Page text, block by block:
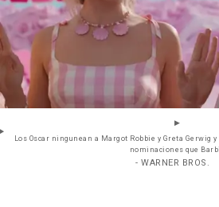
Los Oscar ningunean a Margot Robbie y Greta Gerwig
nominaciones que
- WARNER BROS.